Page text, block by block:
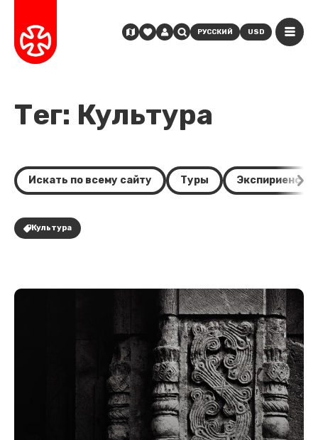
РУССКИЙ USD
Тег: Культура
Искать по всему сайту Туры Экспириенсы
Культура